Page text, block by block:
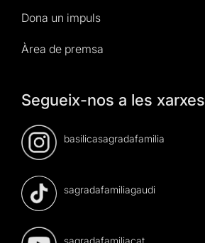
Dona un impuls
Àrea de premsa
Segueix-nos a les xarxes
basilicasagradafamilia
sagradafamiliagaudi
sagradafamiliacat